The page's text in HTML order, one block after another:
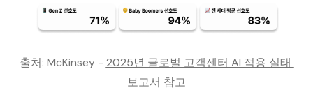
출처: McKinsey - 2025년 글로벌 고객센터 AI 적용 실태
보고서 참고